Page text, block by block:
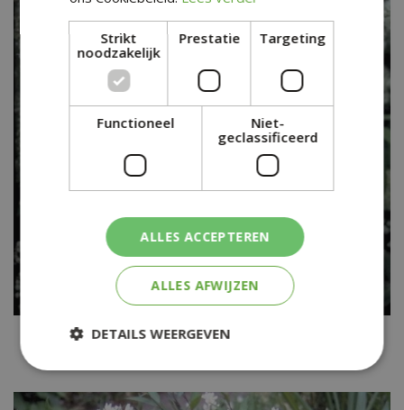
Bruidsbloem
Strikt
noodzakelijk
Prestatie Targeting
Functioneel
Niet-
geclassificeerd
ALLES ACCEPTEREN
ALLES AFWIJZEN
DETAILS WEERGEVEN